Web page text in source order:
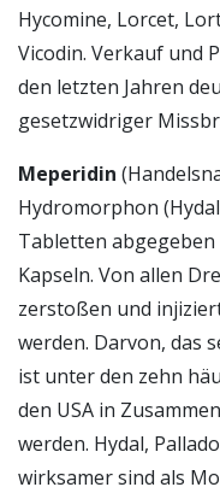
Hycomine, Lorcet,
Vicodin. Verkauf und
den letzten Jahren
gesetzwidriger
Meperidin
Hydromorphon
Tabletten
Kapseln. Von allen
zerstoßen und
werden. Darvon, das
ist unter den zehn
den USA in
werden. Hydal,
wirksamer sind als